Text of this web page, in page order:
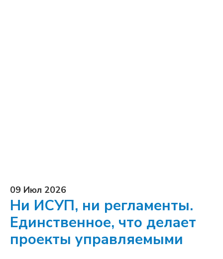
09 Июл 2026
Ни ИСУП, ни регламенты.
Единственное, что делает
проекты управляемыми